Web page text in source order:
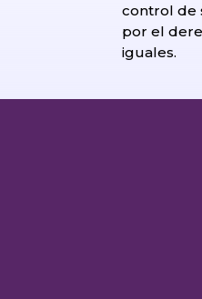
control de
por el
iguales.